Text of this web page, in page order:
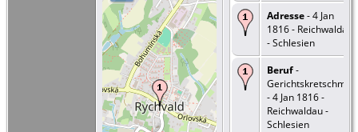
Adresse- 4 Jan
1816 - Reichwaldau
- Schlesien
Beruf-
Gerichtskretschmer
- 4 Jan 1816 -
Reichwaldau -
Schlesien